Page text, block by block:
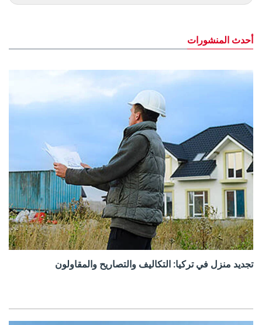
أحدث المنشورات
تجديد منزل في تركيا: التكاليف والتصاريح والمقاولون